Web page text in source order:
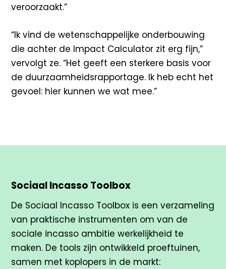
veroorzaakt.”
“Ik vind de wetenschappelijke onderbouwing
die achter de Impact Calculator zit erg fijn,”
vervolgt ze. “Het geeft een sterkere basis voor
de duurzaamheidsrapportage. Ik heb echt het
gevoel: hier kunnen we wat mee.”
Sociaal Incasso Toolbox
De Sociaal Incasso Toolbox is een verzameling
van praktische instrumenten om van de
sociale incasso ambitie werkelijkheid te
maken. De tools zijn ontwikkeld proeftuinen,
samen met koplopers in de markt: